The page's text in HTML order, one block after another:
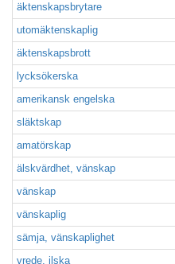
äktenskapsbrytare
utomäktenskaplig
äktenskapsbrott
lycksökerska
amerikansk engelska
släktskap
amatörskap
älskvärdhet, vänskap
vänskap
vänskaplig
sämja, vänskaplighet
vrede, ilska